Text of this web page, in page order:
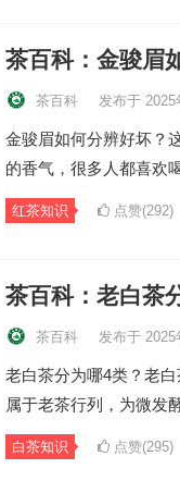
茶百科：金骏眉
茶百科 发布于 2025
金骏眉如何分辨好坏？
的香气，很多人都喜欢
红茶知识 点赞(292)
茶百科：老白茶
茶百科 发布于 2025
老白茶分为哪4类？老
属于老茶行列，为微发
白茶知识 点赞(295)